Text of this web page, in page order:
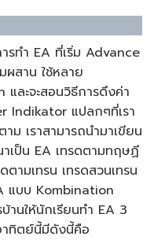
รทำ EA ที่เริ่ม Advance
สาน ใช้หลาย
ละจะสอนวิธีการดึงค่า
Indikator แปลกๆที่เรา
เราสามารถนำมาเขียน
เป็น EA เทรดตามทฤษฏี
ามเทรน เทรดสวนเทรน
แบบ Kombination
นให้นักเรียนทำ EA 3
าทิตย์นี้มีดังนี้คือ